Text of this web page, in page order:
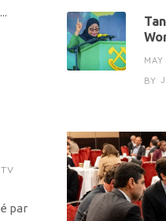
par
MAY
BY